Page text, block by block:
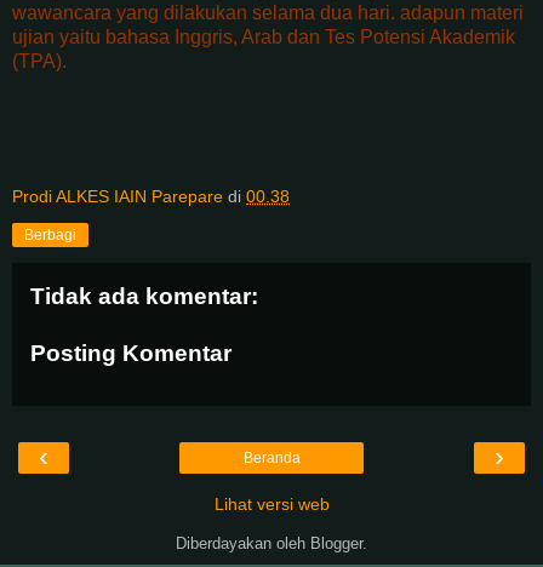
wawancara yang dilakukan selama dua hari. adapun materi
ujian yaitu bahasa Inggris, Arab dan Tes Potensi Akademik
(TPA).
Prodi ALKES IAIN Parepare di 00.38
Berbagi
Tidak ada komentar:
Posting Komentar
‹ ›
Beranda
Lihat versi web
Diberdayakan oleh Blogger.